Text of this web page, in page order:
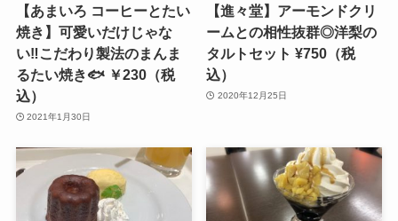
【あまいろ コーヒーとたい
焼き】可愛いだけじゃな
い‼こだわり製法のまんま
るたい焼き🐟 ￥230（税
込）
2021年1月30日
【進々堂】アーモンドクリ
ームとの相性抜群◎洋梨の
タルトセット ¥750（税
込）
2020年12月25日